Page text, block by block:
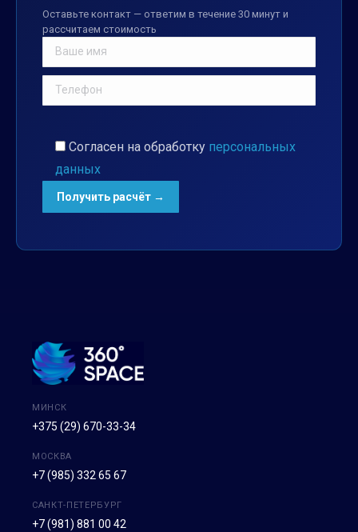
Оставьте контакт — ответим в течение 30 минут и
рассчитаем стоимость
Согласен на обработку персональных
данных
МИНСК
+375 (29) 670-33-34
МОСКВА
+7 (985) 332 65 67
САНКТ-ПЕТЕРБУРГ
+7 (981) 881 00 42